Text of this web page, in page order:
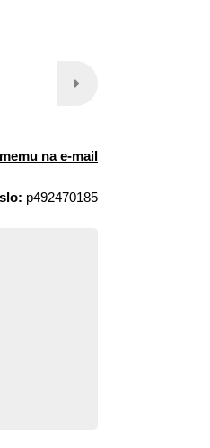
na e-mail
p492470185